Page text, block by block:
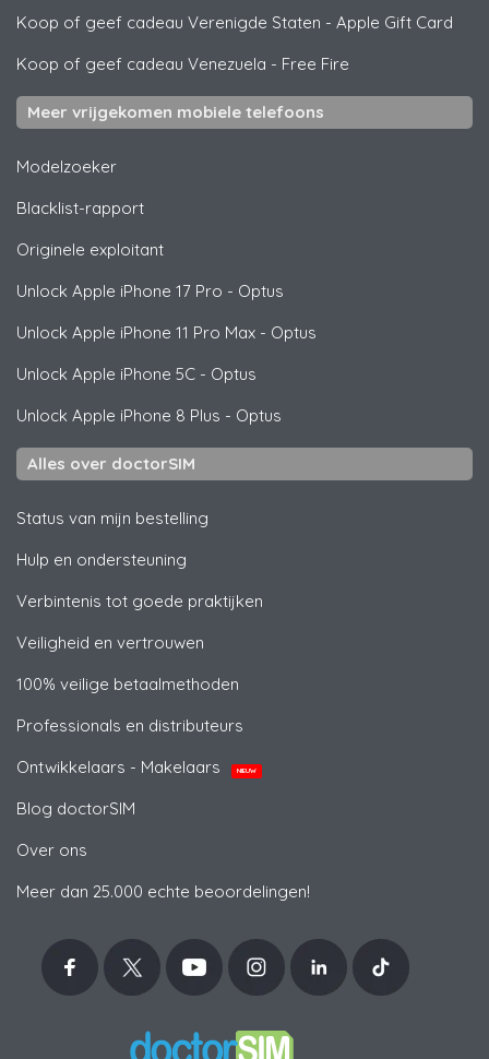
Koop of geef cadeau Verenigde Staten - Apple Gift Card
Koop of geef cadeau Venezuela - Free Fire
Meer vrijgekomen mobiele telefoons
Modelzoeker
Blacklist-rapport
Originele exploitant
Unlock Apple iPhone 17 Pro - Optus
Unlock Apple iPhone 11 Pro Max - Optus
Unlock Apple iPhone 5C - Optus
Unlock Apple iPhone 8 Plus - Optus
Alles over doctorSIM
Status van mijn bestelling
Hulp en ondersteuning
Verbintenis tot goede praktijken
Veiligheid en vertrouwen
100% veilige betaalmethoden
Professionals en distributeurs
Ontwikkelaars - Makelaars
NIEUW
Blog doctorSIM
Over ons
Meer dan 25.000 echte beoordelingen!